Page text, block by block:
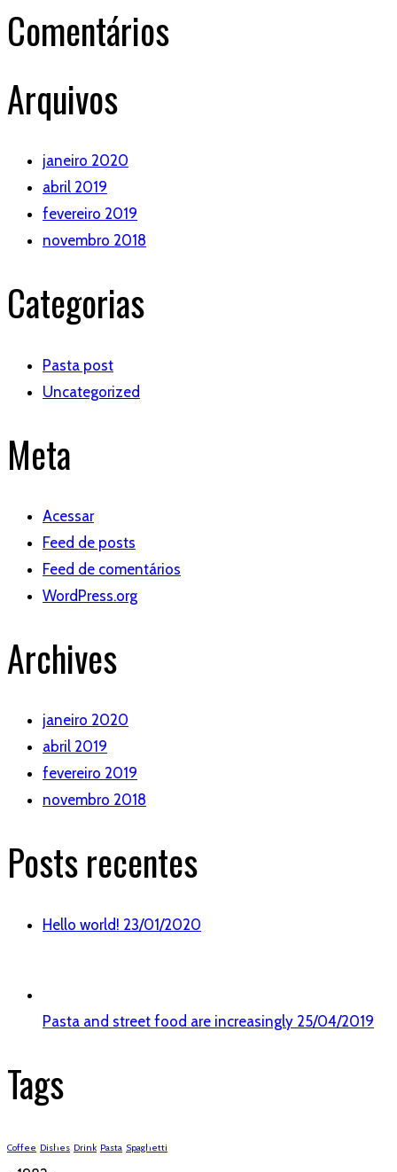
Comentários
Arquivos
janeiro 2020
abril 2019
fevereiro 2019
novembro 2018
Categorias
Pasta post
Uncategorized
Meta
Acessar
Feed de posts
Feed de comentários
WordPress.org
Archives
janeiro 2020
abril 2019
fevereiro 2019
novembro 2018
Posts recentes
Hello world! 23/01/2020
Pasta and street food are increasingly 25/04/2019
Tags
Coffee Dishes Drink Pasta Spaghetti